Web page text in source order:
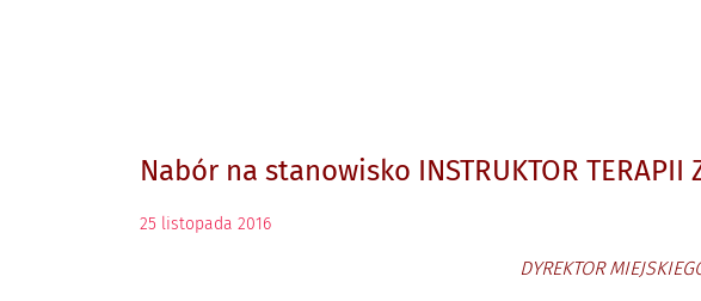
Nabór na stanowisko INSTRUKTOR TERAPII
25 listopada 2016
DYREKTOR